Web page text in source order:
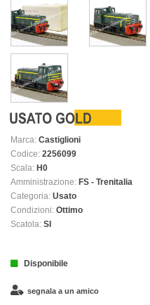
Marca: Castiglioni
Codice: 2256099
Scala: H0
Amministrazione: FS - Trenitalia
Categoria: Usato
Condizioni: Ottimo
Scatola: SI
Disponibile
segnala a un amico